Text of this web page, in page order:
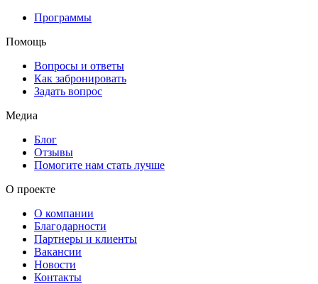
Программы
Помощь
Вопросы и ответы
Как забронировать
Задать вопрос
Медиа
Блог
Отзывы
Помогите нам стать лучше
О проекте
О компании
Благодарности
Партнеры и клиенты
Вакансии
Новости
Контакты